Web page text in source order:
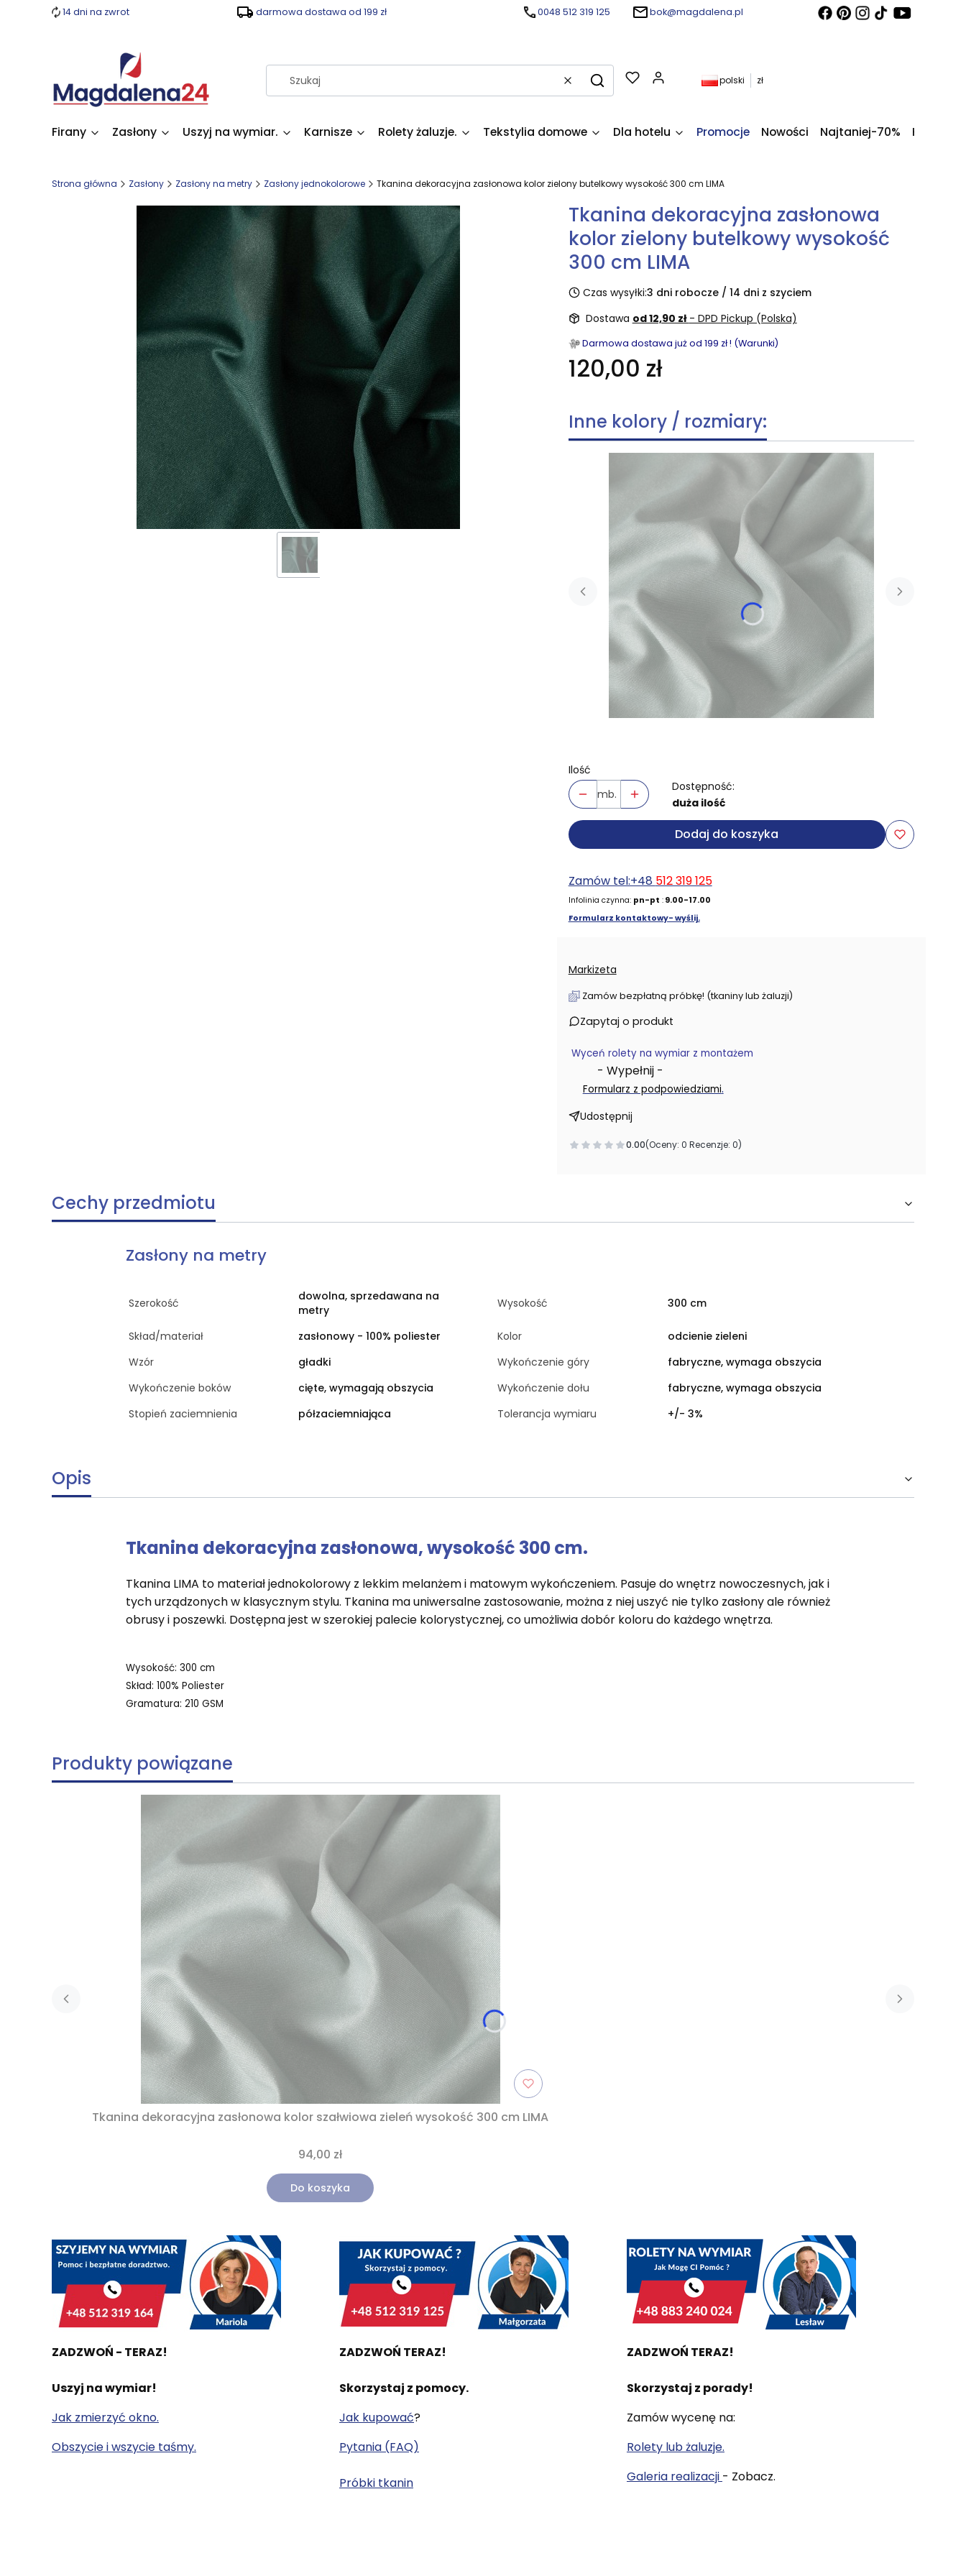
14 dni na zwrot darmowa dostawa od 199 zł 0048 512 319 125 bok@magdalena.pl
WyczyśćSzukaj
Produkty w koszyku: 0. Zobacz szczegóły
polski zł
Firany Zasłony Uszyj na wymiar. Karnisze Rolety żaluzje. Tekstylia domowe Dla hotelu Promocje Nowości Najtaniej-70% Kupony
Strona główna Zasłony Zasłony na metry Zasłony jednokolorowe Tkanina dekoracyjna zasłonowa kolor zielony butelkowy wysokość 300 cm LIMA
Tkanina dekoracyjna zasłonowa
kolor zielony butelkowy wysokość
300 cm LIMA
Czas wysyłki:3 dni robocze / 14 dni z szyciem
Dostawa od 12,90 zł - DPD Pickup (Polska)
Darmowa dostawa już od 199 zł ! (Warunki)
120,00 zł
Inne kolory / rozmiary:
Ilość
mb.
Dostępność:
duża ilość
Dodaj do koszyka
Zamów tel:+48 512 319 125
Infolinia czynna: pn-pt :9.00-17.00
Formularz kontaktowy- wyślij.
Markizeta
Zamów bezpłatną próbkę! (tkaniny lub żaluzji)
Zapytaj o produkt
Wyceń rolety na wymiar z montażem
- Wypełnij -
Formularz z podpowiedziami.
Udostępnij
0.00(Oceny: 0 Recenzje: 0)
Cechy przedmiotu
Zasłony na metry
Szerokość
dowolna, sprzedawana na
metry
Wysokość 300 cm
Skład/materiał zasłonowy - 100% poliester Kolor
odcienie zieleni
Wzór
gładki Wykończenie góry
fabryczne, wymaga obszycia
Wykończenie boków
cięte, wymagają obszycia Wykończenie dołu
fabryczne, wymaga obszycia
Stopień zaciemnienia
półzaciemniająca Tolerancja wymiaru +/- 3%
Opis
Tkanina dekoracyjna zasłonowa, wysokość 300 cm.
Tkanina LIMA to materiał jednokolorowy z lekkim melanżem i matowym wykończeniem. Pasuje do wnętrz nowoczesnych, jak i
tych urządzonych w klasycznym stylu. Tkanina ma uniwersalne zastosowanie, można z niej uszyć nie tylko zasłony ale również
obrusy i poszewki. Dostępna jest w szerokiej palecie kolorystycznej, co umożliwia dobór koloru do każdego wnętrza.
Wysokość: 300 cm
Skład: 100% Poliester
Gramatura: 210 GSM
Produkty powiązane
Tkanina dekoracyjna zasłonowa kolor szałwiowa zieleń wysokość 300 cm LIMA
94,00 zł
Do koszyka
ZADZWOŃ - TERAZ!
Uszyj na wymiar!
Jak zmierzyć okno.
Obszycie i wszycie taśmy.
ZADZWOŃ TERAZ!
Skorzystaj z pomocy.
Jak kupować?
Pytania (FAQ)
Próbki tkanin
ZADZWOŃ TERAZ!
Skorzystaj z porady!
Zamów wycenę na:
Rolety lub żaluzje.
Galeria realizacji - Zobacz.